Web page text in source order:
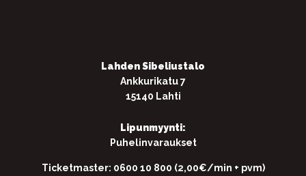
Lahden Sibeliustalo
Ankkurikatu 7
15140 Lahti
Lipunmyynti:
Puhelinvaraukset
Ticketmaster: 0600 10 800 (2,00€/min + pvm)